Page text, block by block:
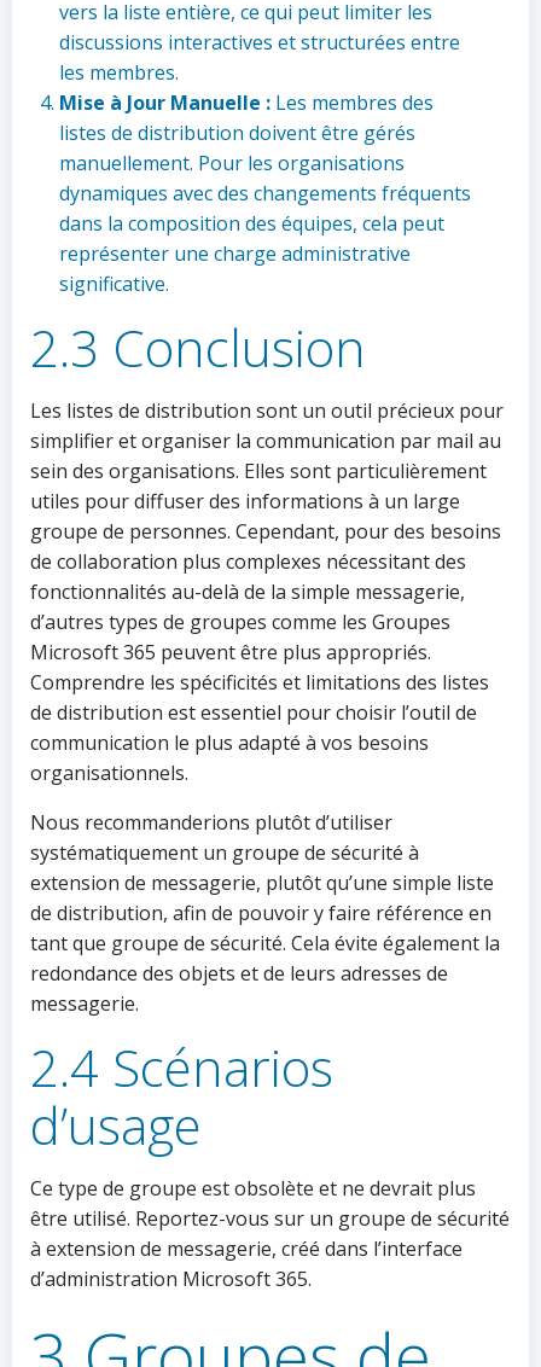
vers la liste entière, ce qui peut limiter les
discussions interactives et structurées entre
les membres.
Mise à Jour Manuelle : Les membres des
listes de distribution doivent être gérés
manuellement. Pour les organisations
dynamiques avec des changements fréquents
dans la composition des équipes, cela peut
représenter une charge administrative
significative.
2.3 Conclusion
Les listes de distribution sont un outil précieux pour
simplifier et organiser la communication par mail au
sein des organisations. Elles sont particulièrement
utiles pour diffuser des informations à un large
groupe de personnes. Cependant, pour des besoins
de collaboration plus complexes nécessitant des
fonctionnalités au-delà de la simple messagerie,
d’autres types de groupes comme les Groupes
Microsoft 365 peuvent être plus appropriés.
Comprendre les spécificités et limitations des listes
de distribution est essentiel pour choisir l’outil de
communication le plus adapté à vos besoins
organisationnels.
Nous recommanderions plutôt d’utiliser
systématiquement un groupe de sécurité à
extension de messagerie, plutôt qu’une simple liste
de distribution, afin de pouvoir y faire référence en
tant que groupe de sécurité. Cela évite également la
redondance des objets et de leurs adresses de
messagerie.
2.4 Scénarios
d’usage
Ce type de groupe est obsolète et ne devrait plus
être utilisé. Reportez-vous sur un groupe de sécurité
à extension de messagerie, créé dans l’interface
d’administration Microsoft 365.